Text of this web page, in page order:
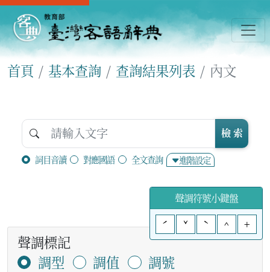
首頁 基本查詢 查詢結果列表 內文
詞目音讀 對應國語 全文查詢 進階設定
檢 索
聲調符號小鍵盤
ˊ
ˇ ˋ ^ +
聲調標記
調型
調值
調號